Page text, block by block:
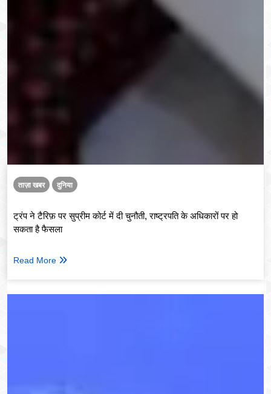
ताज़ा खबर दुनिया
ट्रंप ने टैरिफ़ पर सुप्रीम कोर्ट में दी चुनौती, राष्ट्रपति के अधिकारों पर हो
सकता है फैसला
Read More